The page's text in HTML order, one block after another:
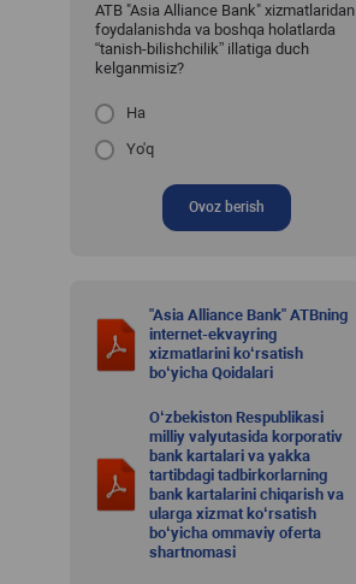
ATB "Asia Alliance Bank" xizmatlaridan
foydalanishda va boshqa holatlarda
“tanish-bilishchilik” illatiga duch
kelganmisiz?
Ha
Yo'q
Ovoz berish
"Asia Alliance Bank" ATBning
internet-ekvayring
xizmatlarini ko‘rsatish
bo‘yicha Qoidalari
O‘zbekiston Respublikasi
milliy valyutasida korporativ
bank kartalari va yakka
tartibdagi tadbirkorlarning
bank kartalarini chiqarish va
ularga xizmat ko‘rsatish
bo‘yicha ommaviy oferta
shartnomasi